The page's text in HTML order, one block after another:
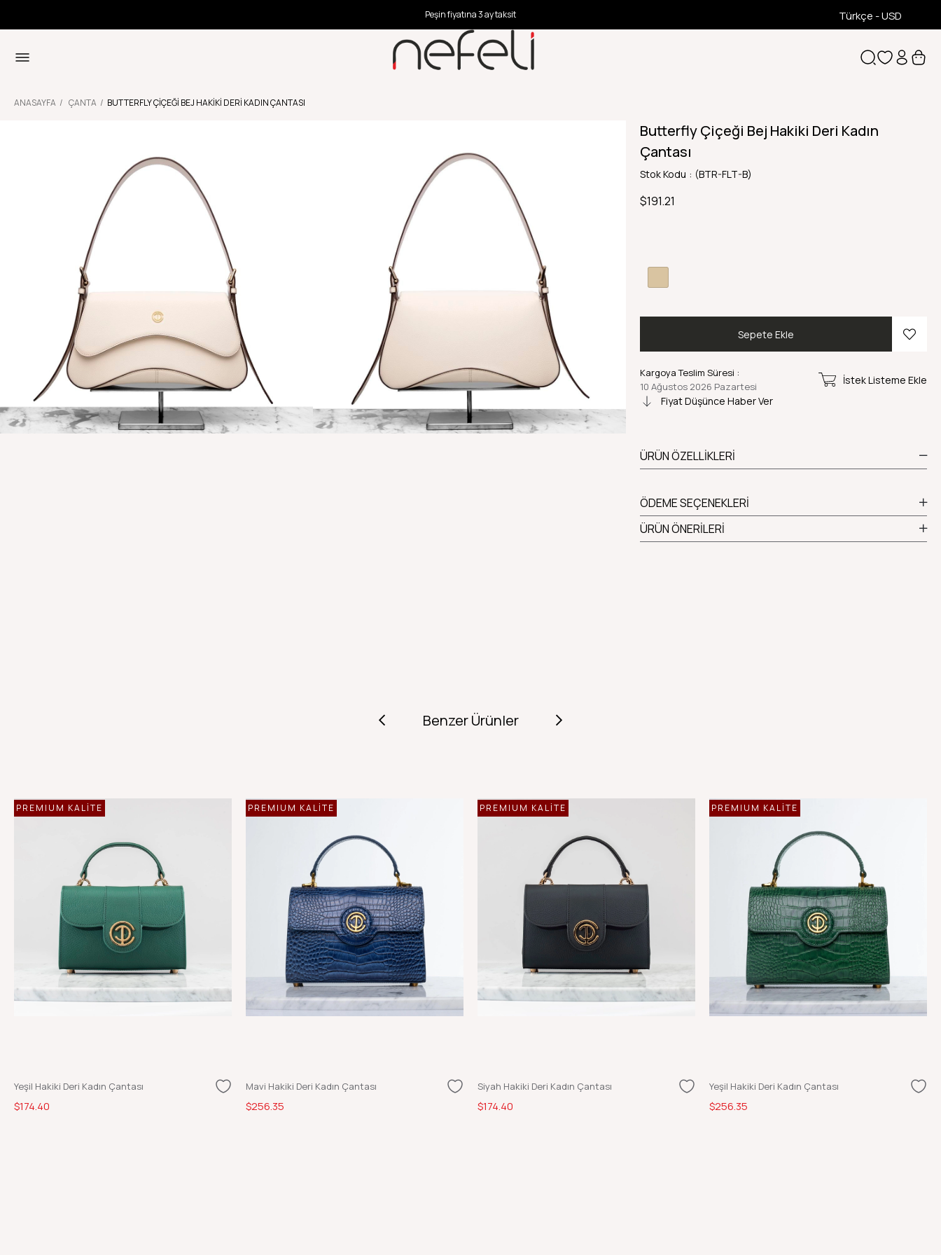
Peşin fiyatına 3 ay taksit Türkçe - USD
ANASAYFA ÇANTA BUTTERFLY ÇIÇEĞI BEJ HAKIKI DERI KADIN ÇANTASI
Butterfly Çiçeği Bej Hakiki Deri Kadın
Çantası
Stok Kodu (BTR-FLT-B)
$191.21
Kargoya Teslim Süresi :
10 Ağustos 2026 Pazartesi
İstek Listeme Ekle
Fiyat Düşünce Haber Ver
ÜRÜN ÖZELLIKLERI
ÖDEME SEÇENEKLERI
ÜRÜN ÖNERILERI
Benzer Ürünler
Yeşil Hakiki Deri Kadın Çantası
$174.40
PREMIUM KALİTE
Mavi Hakiki Deri Kadın Çantası
$256.35
PREMIUM KALİTE
Siyah Hakiki Deri Kadın Çantası
$174.40
PREMIUM KALİTE
Yeşil Hakiki Deri Kadın Çantası
$256.35
PREMIUM KALİTE